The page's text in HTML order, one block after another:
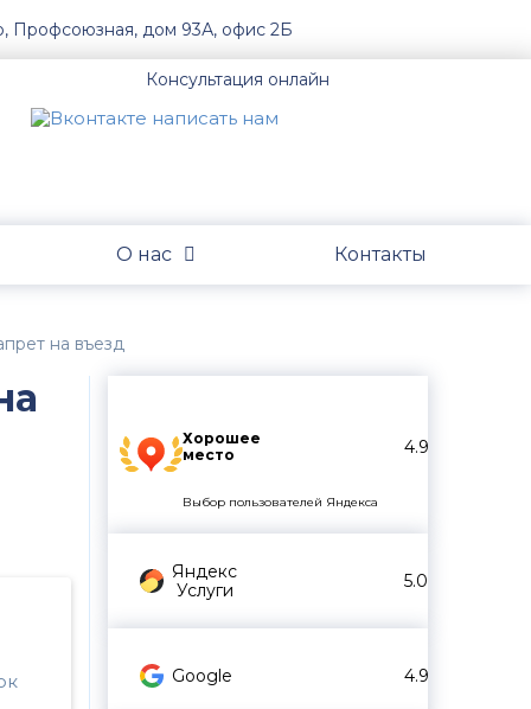
Профсоюзная, дом 93А, офис 2Б
Консультация онлайн
О нас Контакты
на въезд
Хорошее
место
4.9
Выбор пользователей Яндекса
Яндекс
Услуги
5.0
Google 4.9